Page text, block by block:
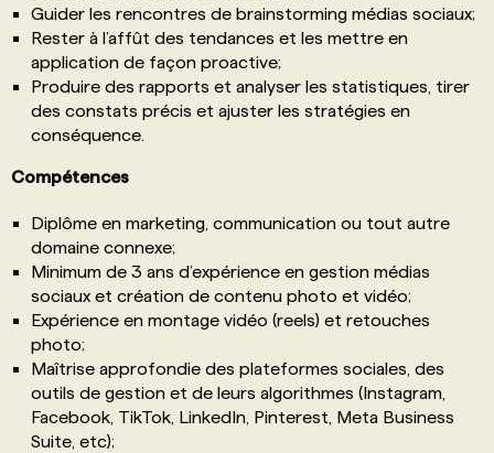
Guider les rencontres de brainstorming médias sociaux;
Rester à l’affût des tendances et les mettre en
application de façon proactive;
Produire des rapports et analyser les statistiques, tirer
des constats précis et ajuster les stratégies en
conséquence.
Compétences
Diplôme en marketing, communication ou tout autre
domaine connexe;
Minimum de 3 ans d’expérience en gestion médias
sociaux et création de contenu photo et vidéo;
Expérience en montage vidéo (reels) et retouches
photo;
Maîtrise approfondie des plateformes sociales, des
outils de gestion et de leurs algorithmes (Instagram,
Facebook, TikTok, LinkedIn, Pinterest, Meta Business
Suite, etc);